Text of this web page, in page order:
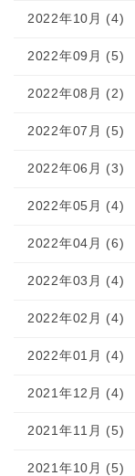
2022年10月 (4)
2022年09月 (5)
2022年08月 (2)
2022年07月 (5)
2022年06月 (3)
2022年05月 (4)
2022年04月 (6)
2022年03月 (4)
2022年02月 (4)
2022年01月 (4)
2021年12月 (4)
2021年11月 (5)
2021年10月 (5)